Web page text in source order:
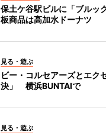
保土ケ谷駅ビルに「ブル
板商品は高加水ドーナツ
見る・遊ぶ
ビー・コルセアーズとエク
決」 横浜BUNTAIで
見る・遊ぶ